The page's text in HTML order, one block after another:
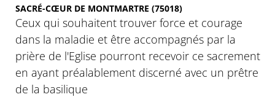
SACRÉ-CŒUR DE MONTMARTRE (75018)
Ceux qui souhaitent trouver force et courage
dans la maladie et être accompagnés par la
prière de l'Eglise pourront recevoir ce sacrement
en ayant préalablement discerné avec un prêtre
de la basilique